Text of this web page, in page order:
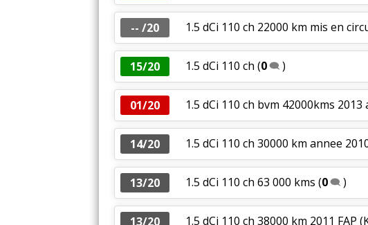
-- /20 1.5 dCi 110 ch 22000 km mis en
15/20 1.5 dCi 110 ch (0 )
01/20 1.5 dCi 110 ch bvm 42000kms
14/20 1.5 dCi 110 ch 30000 km annee
13/20 1.5 dCi 110 ch 63 000 kms (0 )
13/20 1.5 dCi 110 ch 38000 km 2011 FAP